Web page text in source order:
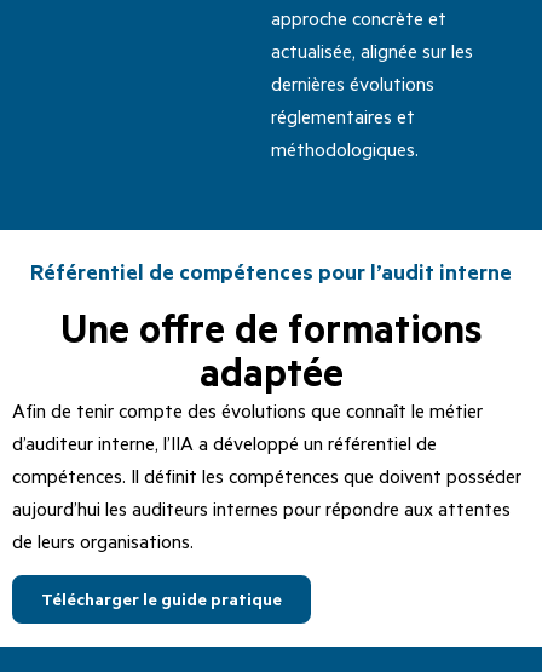
approche concrète et
actualisée, alignée sur les
dernières évolutions
réglementaires et
méthodologiques.
Référentiel de compétences pour l’audit interne
Une offre de formations
adaptée
Afin de tenir compte des évolutions que connaît le métier
d’auditeur interne, l’IIA a développé un référentiel de
compétences. Il définit les compétences que doivent posséder
aujourd’hui les auditeurs internes pour répondre aux attentes
de leurs organisations.
Télécharger le guide pratique